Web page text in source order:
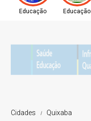
Educação Educação
Cidades Quixaba